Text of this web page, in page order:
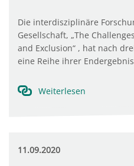
Die interdisziplinäre
Gesellschaft, „The
and Exclusion“ , hat nach
eine Reihe ihrer
Weiterlesen
11.09.2020